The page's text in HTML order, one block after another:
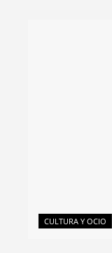
CULTURA Y OCIO